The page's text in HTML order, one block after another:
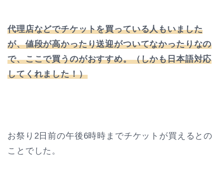
代理店などでチケットを買っている人もいました
が、値段が高かったり送迎がついてなかったりなの
で、ここで買うのがおすすめ。（しかも日本語対応
してくれました！）
お祭り2日前の午後6時時までチケットが買えるとの
ことでした。